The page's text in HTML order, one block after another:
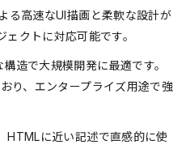
る高速なUI描画と柔軟な設計が
クトに対応可能です。
造で大規模開発に最適です。
り、エンタープライズ用途で強
HTMLに近い記述で直感的に使